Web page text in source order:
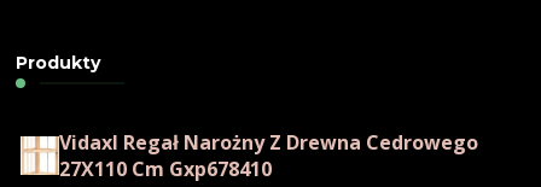
Produkty
Vidaxl Regał Narożny Z Drewna Cedrowego
27X110 Cm Gxp678410